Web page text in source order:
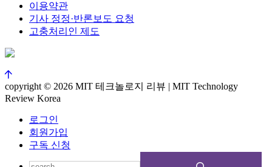
이용약관
기사 정정·반론보도 요청
고충처리인 제도
copyright © 2026 MIT 테크놀로지 리뷰 | MIT Technology
Review Korea
로그인
회원가입
구독 신청